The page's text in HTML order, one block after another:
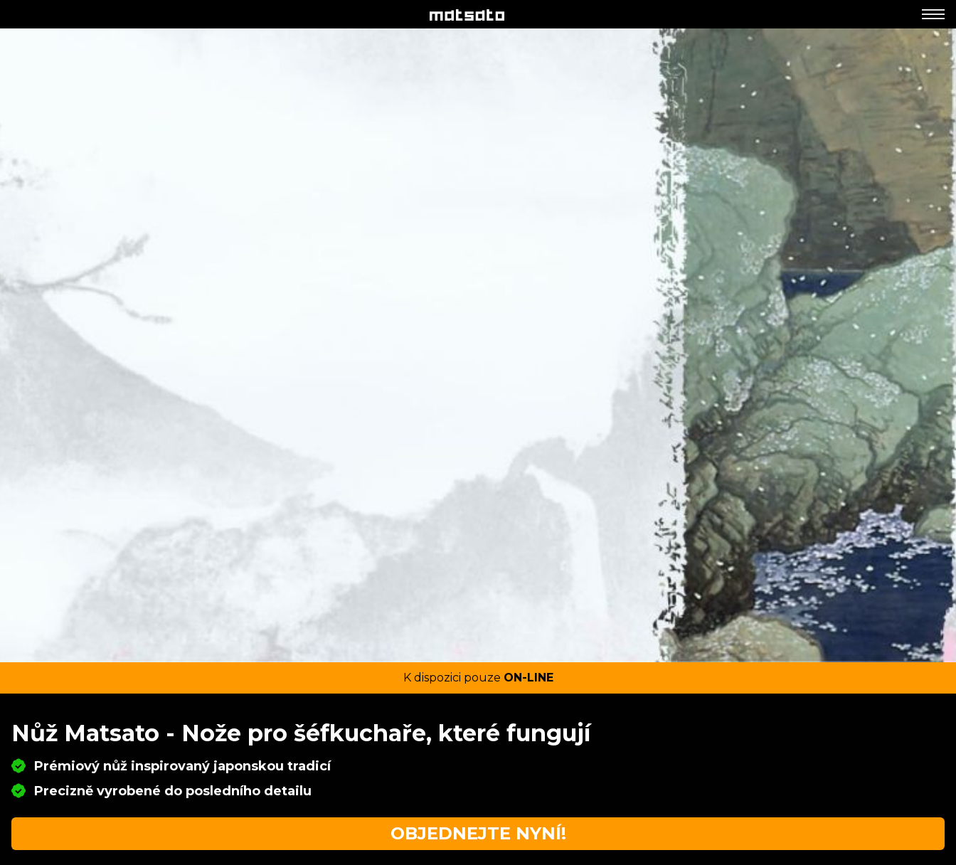
K dispozici pouze ON-LINE
Nůž Matsato - Nože pro šéfkuchaře, které fungují
Prémiový nůž inspirovaný japonskou tradicí
Precizně vyrobené do posledního detailu
OBJEDNEJTE NYNÍ!